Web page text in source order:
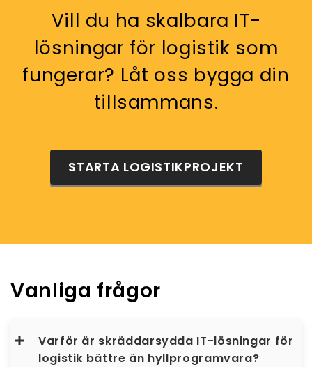
Vill du ha skalbara IT-
lösningar för logistik som
fungerar? Låt oss bygga din
tillsammans.
STARTA LOGISTIKPROJEKT
Vanliga frågor
Varför är skräddarsydda IT-lösningar för
logistik bättre än hyllprogramvara?